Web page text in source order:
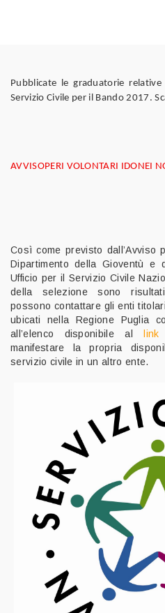
Pubblicate le graduatorie
Servizio Civile per il Bando 2017.
AVVISOPERI VOLONTARI IDONEI
Così come previsto dall’Avviso
Dipartimento della Gioventù e
Ufficio per il Servizio Civile
della selezione sono
possono contattare gli enti
ubicati nella Regione Puglia
all’elenco disponibile al
link
manifestare la propria
servizio civile in un altro ente.